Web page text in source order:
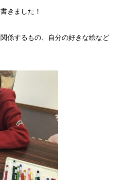
きました！
係するもの、自分の好きな絵など